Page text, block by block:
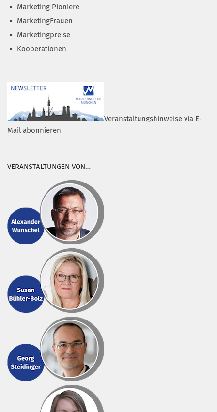
Marketing Pioniere
MarketingFrauen
Marketingpreise
Kooperationen
Veranstaltungshinweise via E-
Mail abonnieren
VERANSTALTUNGEN VON…